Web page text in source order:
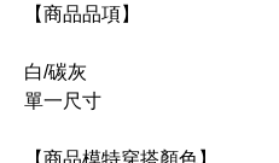
【商品品項】
白/碳灰
單一尺寸
【商品模特穿搭顏色】